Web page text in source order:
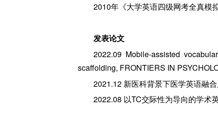
2010年《大学英语四级网考全真模
发表论文
2022.09 Mobile-assisted
scaffolding, FRONTIERS IN
2021.12 新医科背景下医学英语融
2022.08 以TC交际性为导向的学术